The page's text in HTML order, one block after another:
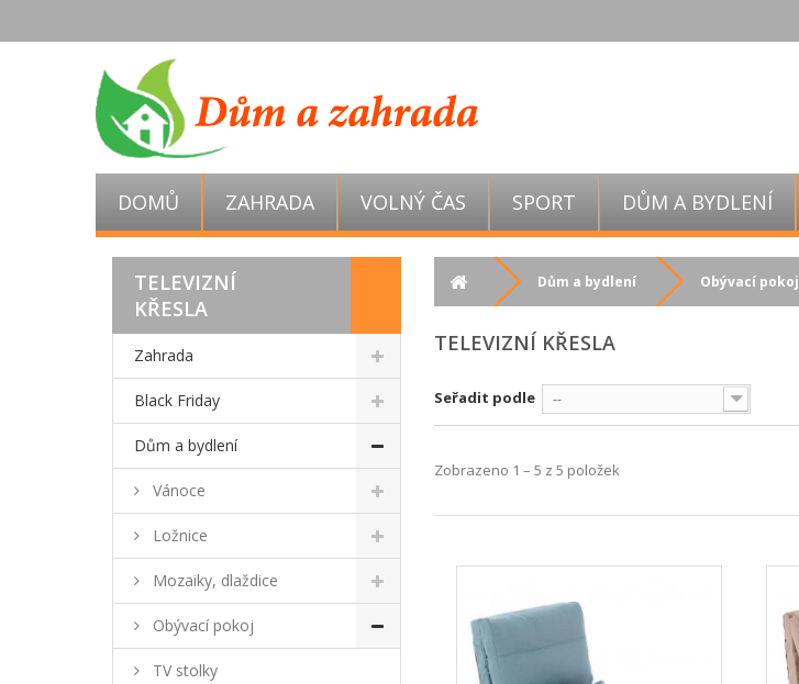
DOMŮ ZAHRADA VOLNÝ ČAS SPORT DŮM A BYDLENÍ
TELEVIZNÍ
KŘESLA
Zahrada
Black Friday
Dům a bydlení
Vánoce
Ložnice
Mozaiky, dlaždice
Obývací pokoj
TV stolky
Dům a bydlení Obývací pokoj
TELEVIZNÍ KŘESLA
Seřadit podle --
Zobrazeno 1 – 5 z 5 položek